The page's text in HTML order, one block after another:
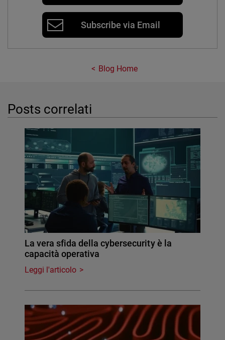
Subscribe via Email
Blog Home
Posts correlati
La vera sfida della cybersecurity è la
capacità operativa
Leggi l'articolo